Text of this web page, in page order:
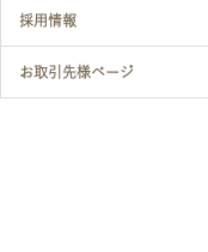
採用情報
お取引先様ページ